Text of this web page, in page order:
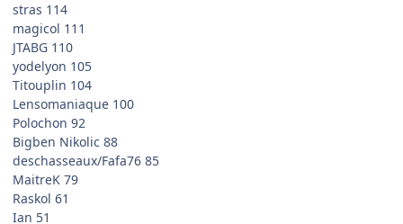
stras 114
magicol 111
JTABG 110
yodelyon 105
Titouplin 104
Lensomaniaque 100
Polochon 92
Bigben Nikolic 88
deschasseaux/Fafa76 85
MaitreK 79
Raskol 61
Ian 51